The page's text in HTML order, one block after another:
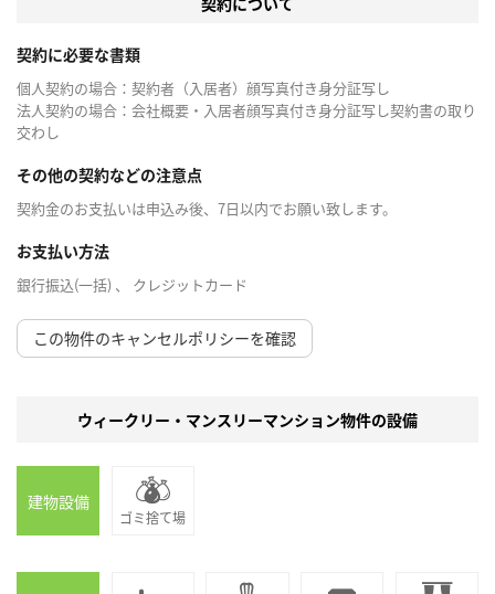
契約に必要な書類
個人契約の場合：契約者（入居者）顔写真付き身分証写し
法人契約の場合：会社概要・入居者顔写真付き身分証写し契約書の取り
交わし
その他の契約などの注意点
契約金のお支払いは申込み後、7日以内でお願い致します。
お支払い方法
銀行振込(一括) 、 クレジットカード
この物件のキャンセルポリシーを確認
ウィークリー・マンスリーマンション物件の設備
建物設備
ゴミ捨て場